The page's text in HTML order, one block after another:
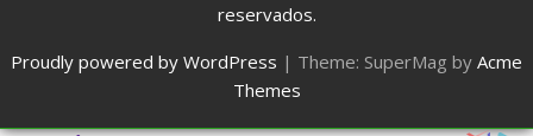
reservados.
Proudly powered by WordPress | Theme: SuperMag by Acme
Themes